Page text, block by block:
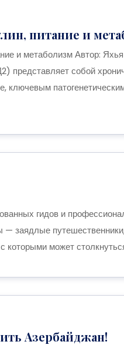
питание и
и метаболизм Автор:
представляет собой
ключевым
гидов и
заядлые
может
Азербайджан!